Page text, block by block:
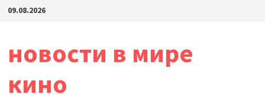
Перейти
09.08.2026
новости в мире
кино